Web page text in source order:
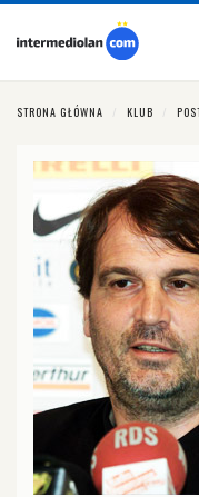
STRONA GŁÓWNA KLUB